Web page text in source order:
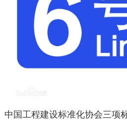
中国工程建设标准化协会三项